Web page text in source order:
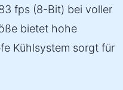
fps (8-Bit) bei voller
bietet hohe
Kühlsystem sorgt für